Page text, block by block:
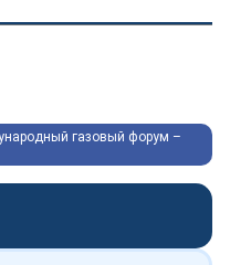
газовый форум –
2026